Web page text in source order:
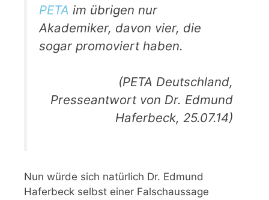
PETA im übrigen nur
Akademiker, davon vier, die
sogar promoviert haben.
(PETA Deutschland,
Presseantwort von Dr. Edmund
Haferbeck, 25.07.14)
Nun würde sich natürlich Dr. Edmund
Haferbeck selbst einer Falschaussage